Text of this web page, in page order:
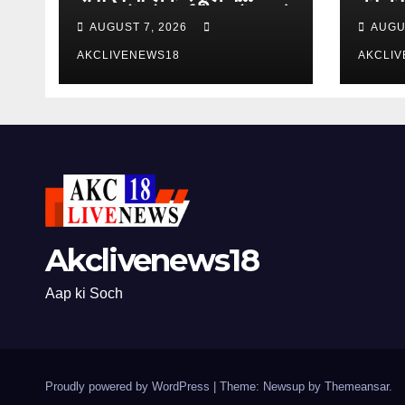
छात्राओं को सर्वाइकल कैंसर से
बचाव की दी गई जानकारी
AUGUST 7, 2026
AKCLIVENEWS18
स्तर
का
Akclivenews18
Aap ki Soch
Proudly powered by WordPress Theme: Newsup by Themeansar.